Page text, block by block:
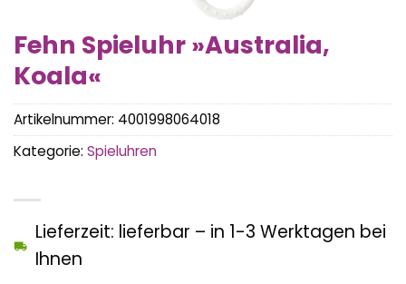
Fehn Spieluhr »Australia,
Koala«
Lieferzeit: lieferbar – in 1-3 Werktagen bei
Ihnen
Artikelnummer: 4001998064018
Kategorie: Spieluhren